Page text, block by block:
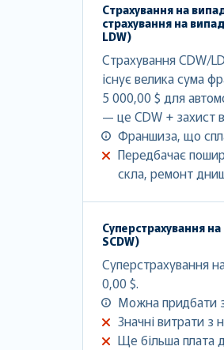
Страхування на
страхування на
LDW)
Страхування CDW/
існує велика сума
5 000,00 $ для
— це CDW + захист
Франшиза, що
Передбачає
скла, ремонт
Суперстрахування
SCDW)
Суперстрахування
0,00 $.
Можна придбати
Значні витрати
Ще більша плата